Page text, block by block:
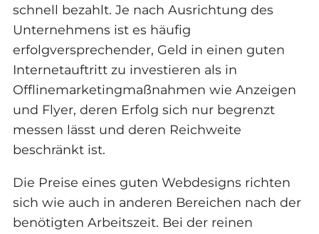
schnell bezahlt. Je nach Ausrichtung des
Unternehmens ist es häufig
erfolgversprechender, Geld in einen guten
Internetauftritt zu investieren als in
Offlinemarketingmaßnahmen wie Anzeigen
und Flyer, deren Erfolg sich nur begrenzt
messen lässt und deren Reichweite
beschränkt ist.
Die Preise eines guten Webdesigns richten
sich wie auch in anderen Bereichen nach der
benötigten Arbeitszeit. Bei der reinen